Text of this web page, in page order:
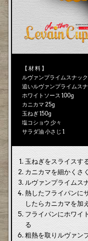
【 材 料 】
ルヴァンプライムスナッ
追いルヴァンプライムス
ホワイトソース 100g
カニカマ 25g
玉ねぎ 150g
塩コショウ 少々
サラダ油 小さじ 1
玉ねぎをスライスす
カニカマを細かくさく
ルヴァンプライムス
熱したフライパンに
したらカニカマを加
フライパンにホワイ
る
粗熱を取りルヴァン